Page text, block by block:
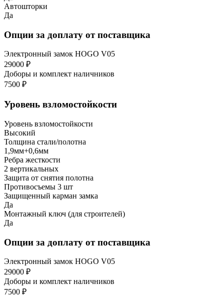
Автошторки
Да
Опции за доплату от поставщика
Электронный замок HOGO V05
29000 ₽
Доборы и комплект наличников
7500 ₽
Уровень взломостойкости
Уровень взломостойкости
Высокий
Толщина стали/полотна
1,9мм+0,6мм
Ребра жесткости
2 вертикальных
Защита от снятия полотна
Противосъемы 3 шт
Защищенный карман замка
Да
Монтажный ключ (для строителей)
Да
Опции за доплату от поставщика
Электронный замок HOGO V05
29000 ₽
Доборы и комплект наличников
7500 ₽